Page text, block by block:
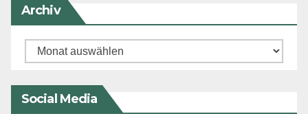
Archiv
Archiv
Social Media